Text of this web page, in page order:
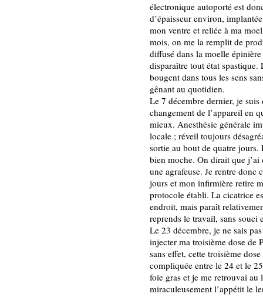
électronique autoporté est
d’épaisseur environ,
mon ventre et reliée à ma
mois, on me la remplit de
diffusé dans la moelle
disparaître tout état spastique.
bougent dans tous les sens
gênant au quotidien.
Le 7 décembre dernier, je
changement de l’appareil en
mieux. Anesthésie générale
locale ; réveil toujours
sortie au bout de quatre jours.
bien moche. On dirait que
une agrafeuse. Je rentre donc
jours et mon infirmière retire
protocole établi. La cicatrice
endroit, mais paraît
reprends le travail, sans souci
Le 23 décembre, je ne sais
injecter ma troisième dose de
sans effet, cette troisième
compliquée entre le 24 et le
foie gras et je me retrouvai
miraculeusement l’appétit le